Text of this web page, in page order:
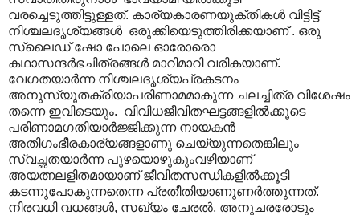
വരച്ചെടുത്തിട്ടുള്ളത്. കാര്യകാരണയുക്തികള്‍ വിട്ടിട്ട്
നിശ്ചലദൃശ്യങ്ങള്‍ ഒരുക്കിയെടുത്തിരിക്കയാണ് . ഒരു
സ്ലൈഡ് ഷോ പോലെ ഓരോരൊ
കഥാസന്ദര്‍ഭചിത്രങ്ങള്‍ മാറിമാറി വരികയാണ്.
വേഗതയാര്‍ന്ന നിശ്ചലദൃശ്യപ്രകടനം
അനുസ്യൂതക്രിയാപരിണാമമാകുന്ന ചലച്ചിത്ര വിശേഷം
തന്നെ ഇവിടെയും. വിവിധജീവിതഘട്ടങ്ങളില്‍ക്കൂടെ
പരിണാമഗതിയാര്‍ജ്ജിക്കുന്ന നായകന്‍
അതിഗം‍ഭീരകാര്യങ്ങളാണു ചെയ്യുന്നതെങ്കിലും
സ്വച്ഛതയാര്‍ന്ന പുഴയൊഴുകുംവഴിയാണ്
അയത്നലളിതമായാണ് ജീവിതസന്ധികളില്‍ക്കൂടി
കടന്നുപോകുന്നതെന്ന പ്രതീതിയാണുണര്‍ത്തുന്നത്.
നിരവധി വധങ്ങൾ‍, സഖ്യം ചേരല്‍, അനുചരരോടും